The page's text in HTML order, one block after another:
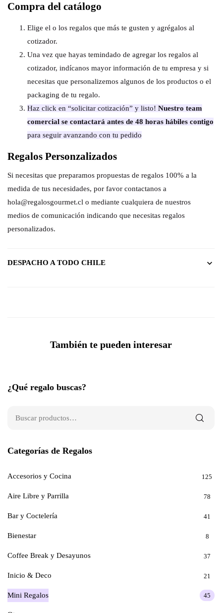
Compra del catálogo
Elige el o los regalos que más te gusten y agrégalos al
cotizador.
Una vez que hayas temindado de agregar los regalos al
cotizador, indícanos mayor información de tu empresa y si
necesitas que personalizemos algunos de los productos o el
packaging de tu regalo.
Haz click en “solicitar cotización” y listo! Nuestro team
comercial se contactará antes de 48 horas hábiles contigo
para seguir avanzando con tu pedido
Regalos Personzalizados
Si necesitas que preparamos propuestas de regalos 100% a la
medida de tus necesidades, por favor contactanos a
hola@regalosgourmet.cl o mediante cualquiera de nuestros
medios de comunicación indicando que necesitas regalos
personalizados.
DESPACHO A TODO CHILE
También te pueden interesar
¿Qué regalo buscas?
Categorías de Regalos
Accesorios y Cocina 125
Aire Libre y Parrilla 78
Bar y Coctelería 41
Bienestar 8
Coffee Break y Desayunos 37
Inicio & Deco 21
Mini Regalos 45